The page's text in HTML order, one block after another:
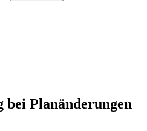
bei Planänderungen